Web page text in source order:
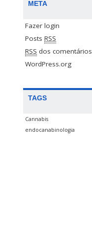
META
Fazer login
Posts RSS
RSS dos comentários
WordPress.org
TAGS
Cannabis
endocanabinologia